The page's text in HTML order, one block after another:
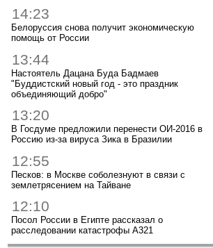
14:23
Белоруссия снова получит экономическую
помощь от России
13:44
Настоятель Дацана Буда Бадмаев
"Буддистский новый год - это праздник
объединяющий добро"
13:20
В Госдуме предложили перенести ОИ-2016 в
Россию из-за вируса Зика в Бразилии
12:55
Песков: в Москве соболезнуют в связи с
землетрясением на Тайване
12:10
Посол России в Египте рассказал о
расследовании катастрофы A321